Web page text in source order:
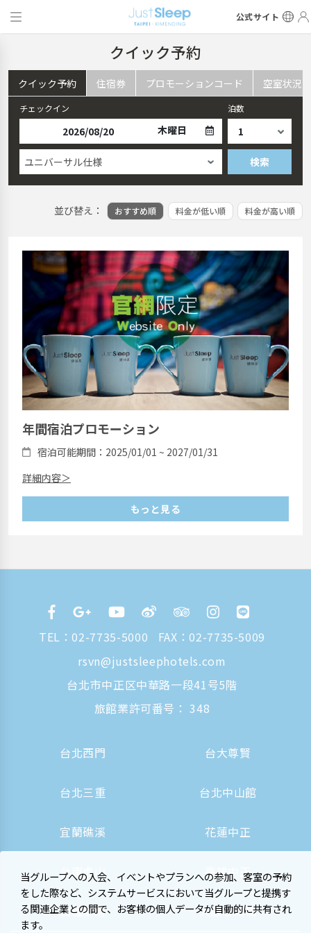
公式サイト
クイック予約
クイック予約 住宿券 プロモーションコード 空室状況
チェックイン
木曜日
泊数
ユニバーサル仕様 検索
並び替え： おすすめ順 料金が低い順 料金が高い順
年間宿泊プロモーション
宿泊可能期間：2025/01/01 ~ 2027/01/31
詳細内容＞
もっと見る
TEL： 02-7735-5000
FAX：02-7735-5009
rsvn@justsleephotels.com
台北市中正区中華路一段41号5階
旅館業許可番号： 348
台北西門 台大尊賢
台北三重 台北中山館
宜蘭礁溪 花蓮中正
台南虎山 高雄中正
高雄駅前 大阪心斎橋
当グループへの入会、イベントやプランへの参加、客室の予約
をした際など、システムサービスにおいて当グループと提携す
る関連企業との間で、お客様の個人データが自動的に共有され
ます。